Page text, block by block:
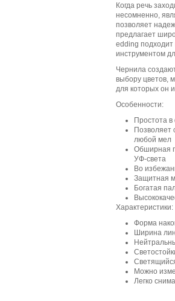
Когда речь
несомненно,
позволяет
предлагает
edding
инструментом
Чернила
выбору цветов,
для которых он
Особенности:
Простота
Позволяет
любой мел
Обширная
УФ-света
Во
Защитная
Богатая
Характеристики:
Форма
Ширина
Можно
Легко